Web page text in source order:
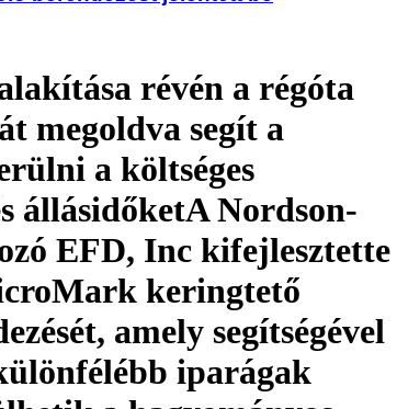
révén a régóta
megoldva segít a
a költséges
állásidőketA Nordson-
EFD, Inc kifejlesztette
keringtető
amely segítségével
iparágak